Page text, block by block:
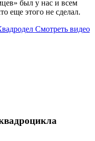
был у нас и всем
еще этого не сделал.
Смотреть видео